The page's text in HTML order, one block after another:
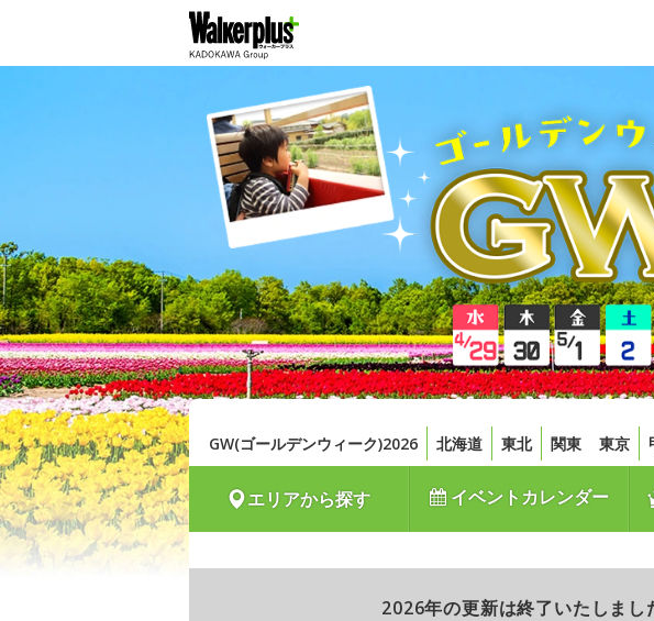
GW(ゴールデンウィーク)2026 北海道 東北 関東 東京
エリアから探す イベントカレンダー
2026年の更新は終了いたしまし